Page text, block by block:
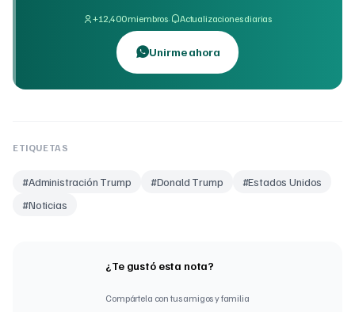
+12,400 miembros· Actualizaciones diarias
Unirme ahora
ETIQUETAS
#Administración Trump #Donald Trump #Estados Unidos
#Noticias
¿Te gustó esta nota?
Compártela con tus amigos y familia